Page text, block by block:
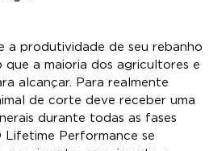
a produtividade de seu rebanho
a maioria dos agricultores e
alcançar. Para realmente
de corte deve receber uma
durante todas as fases
Lifetime Performance se